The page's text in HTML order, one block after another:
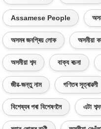
Assamese People
অসমৰ জনপ্ৰিয় লোক অসমীয়া
অসমীয়া শব্দ বাক্য ৰচনা
জীৱ-জন্তু নাম গণিতৰ সূত্ৰাৱলী
বিশেষ্যৰ পৰা বিশেষণলৈ এটা